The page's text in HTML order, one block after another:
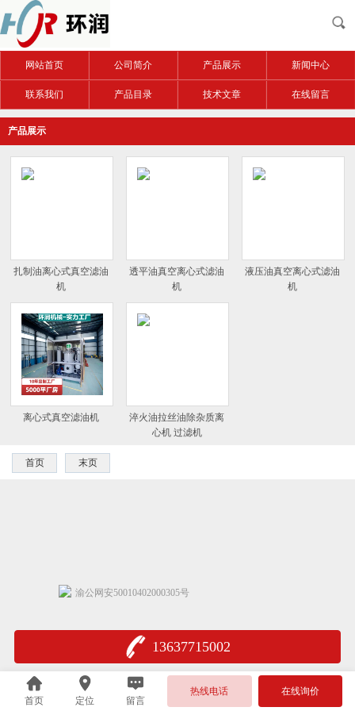
网站首页 公司简介 产品展示 新闻中心
联系我们 产品目录 技术文章 在线留言
产品展示
扎制油离心式真空滤油
机
透平油真空离心式滤油
机
液压油真空离心式滤油
机
离心式真空滤油机
淬火油拉丝油除杂质离
心机 过滤机
首页 末页
13637715002
首页 定位 留言
热线电话 在线询价
渝公网安50010402000305号